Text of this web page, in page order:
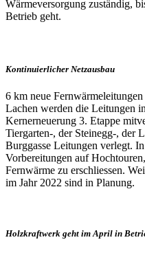
Wärmeversorgung zuständig,
Betrieb geht.
Kontinuierlicher Netzausbau
6 km neue
Lachen werden die Leitungen
Kernerneuerung 3. Etappe
Tiergarten-, der Steinegg-, der
Burggasse Leitungen verlegt.
Vorbereitungen auf
Fernwärme zu erschliessen.
im Jahr 2022 sind in Planung.
Holzkraftwerk geht im April in